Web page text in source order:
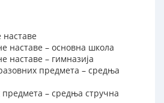
наставе
наставе – основна школа
наставе – гимназија
предмета – средња
предмета – средња стручна